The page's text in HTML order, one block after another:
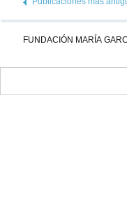
FUNDACIÓN MARÍA